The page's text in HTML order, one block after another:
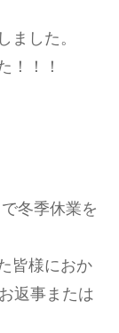
した。
！！！
冬季休業を
皆様におか
返事または